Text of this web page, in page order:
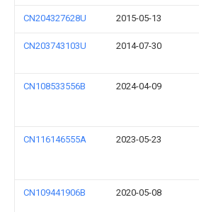
CN204327628U 2015-05-13
CN203743103U 2014-07-30
CN108533556B 2024-04-09
CN116146555A 2023-05-23
CN109441906B 2020-05-08